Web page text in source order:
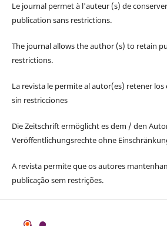
Le journal permet à l'auteur (s) de
publication sans restrictions.
The journal allows the author (s) to retain
restrictions.
La revista le permite al autor(es) retener
sin restricciones
Die Zeitschrift ermöglicht es dem / den
Veröffentlichungsrechte ohne
A revista permite que os autores
publicação sem restrições.